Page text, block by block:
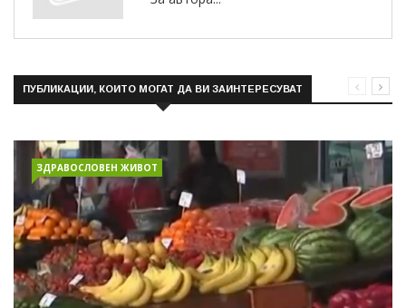
ПУБЛИКАЦИИ, КОИТО МОГАТ ДА ВИ ЗАИНТЕРЕСУВАТ
ЗДРАВОСЛОВЕН ЖИВОТ